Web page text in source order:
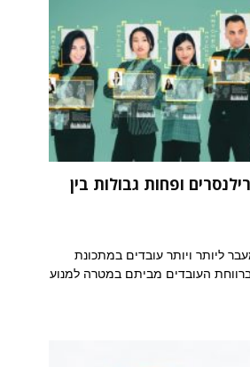
יותר פרילנסרים ופחות גבולות בין
ליותר ויותר עובדים במתכונת
העובדים מביתם במטרה למנוע